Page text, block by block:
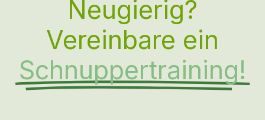
Neugierig?
Vereinbare ein
Schnuppertraining!